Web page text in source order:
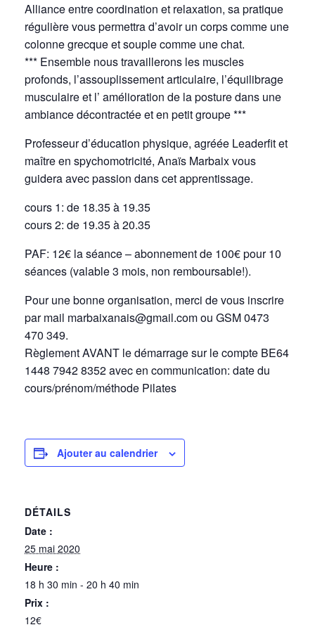
Alliance entre coordination et relaxation, sa pratique
régulière vous permettra d’avoir un corps comme une
colonne grecque et souple comme une chat.
*** Ensemble nous travaillerons les muscles
profonds, l’assouplissement articulaire, l’équilibrage
musculaire et l’ amélioration de la posture dans une
ambiance décontractée et en petit groupe ***
Professeur d’éducation physique, agréée Leaderfit et
maître en spychomotricité, Anaïs Marbaix vous
guidera avec passion dans cet apprentissage.
cours 1: de 18.35 à 19.35
cours 2: de 19.35 à 20.35
PAF: 12€ la séance – abonnement de 100€ pour 10
séances (valable 3 mois, non remboursable!).
Pour une bonne organisation, merci de vous inscrire
par mail marbaixanais@gmail.com ou GSM 0473
470 349.
Règlement AVANT le démarrage sur le compte BE64
1448 7942 8352 avec en communication: date du
cours/prénom/méthode Pilates
Ajouter au calendrier
DÉTAILS
Date :
25 mai 2020
Heure :
18 h 30 min - 20 h 40 min
Prix :
12€